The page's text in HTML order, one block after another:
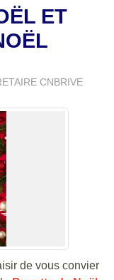
ET
CNBRIVE
de vous convier